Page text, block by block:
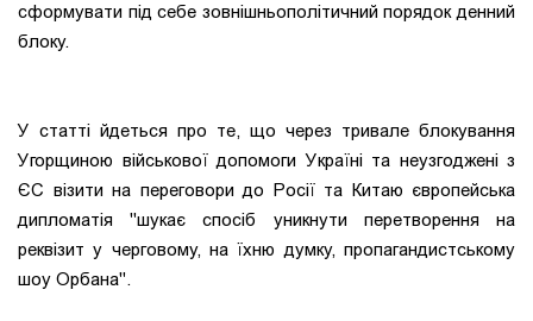
сформувати під себе зовнішньополітичний порядок денний
блоку.
У статті йдеться про те, що через тривале блокування
Угорщиною військової допомоги Україні та неузгоджені з
ЄС візити на переговори до Росії та Китаю європейська
дипломатія "шукає спосіб уникнути перетворення на
реквізит у черговому, на їхню думку, пропагандистському
шоу Орбана".